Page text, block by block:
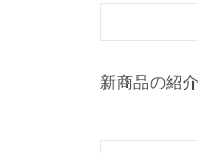
新商品の紹介